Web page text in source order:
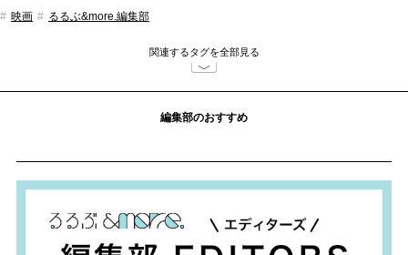
映画
るるぶ&more.編集部
関連するタグを全部見る
編集部のおすすめ